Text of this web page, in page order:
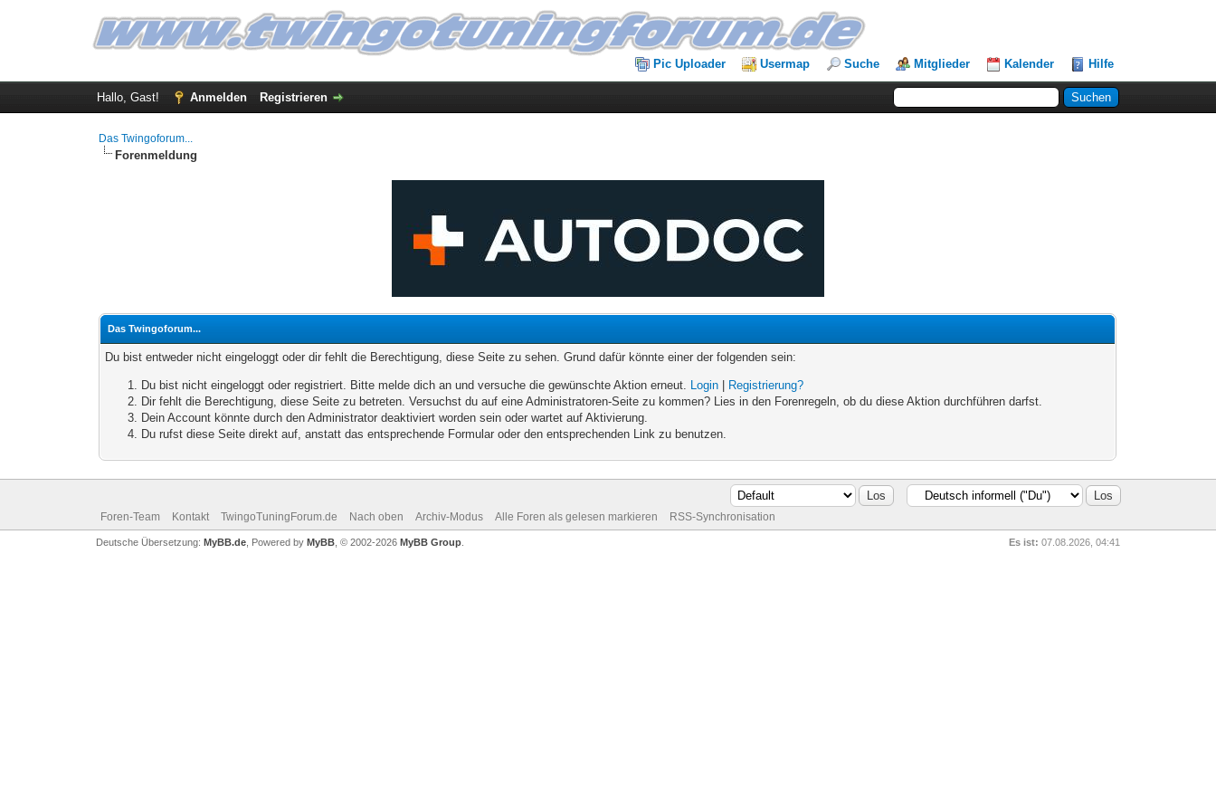
Pic Uploader Usermap Suche Mitglieder Kalender Hilfe
Hallo, Gast! Anmelden Registrieren
Das Twingoforum...
Forenmeldung
Das Twingoforum...
Du bist entweder nicht eingeloggt oder dir fehlt die Berechtigung, diese Seite zu sehen. Grund dafür könnte einer der folgenden sein:
Du bist nicht eingeloggt oder registriert. Bitte melde dich an und versuche die gewünschte Aktion erneut. Login
Registrierung?
Dir fehlt die Berechtigung, diese Seite zu betreten. Versuchst du auf eine Administratoren-Seite zu kommen? Lies in den Forenregeln, ob du diese Aktion durchführen darfst.
Dein Account könnte durch den Administrator deaktiviert worden sein oder wartet auf Aktivierung.
Du rufst diese Seite direkt auf, anstatt das entsprechende Formular oder den entsprechenden Link zu benutzen.
Foren-Team Kontakt TwingoTuningForum.de Nach oben Archiv-Modus Alle Foren als gelesen markieren RSS-Synchronisation
Es ist: 07.08.2026, 04:41
Deutsche Übersetzung: MyBB.de, Powered by MyBB, © 2002-2026 MyBB Group.